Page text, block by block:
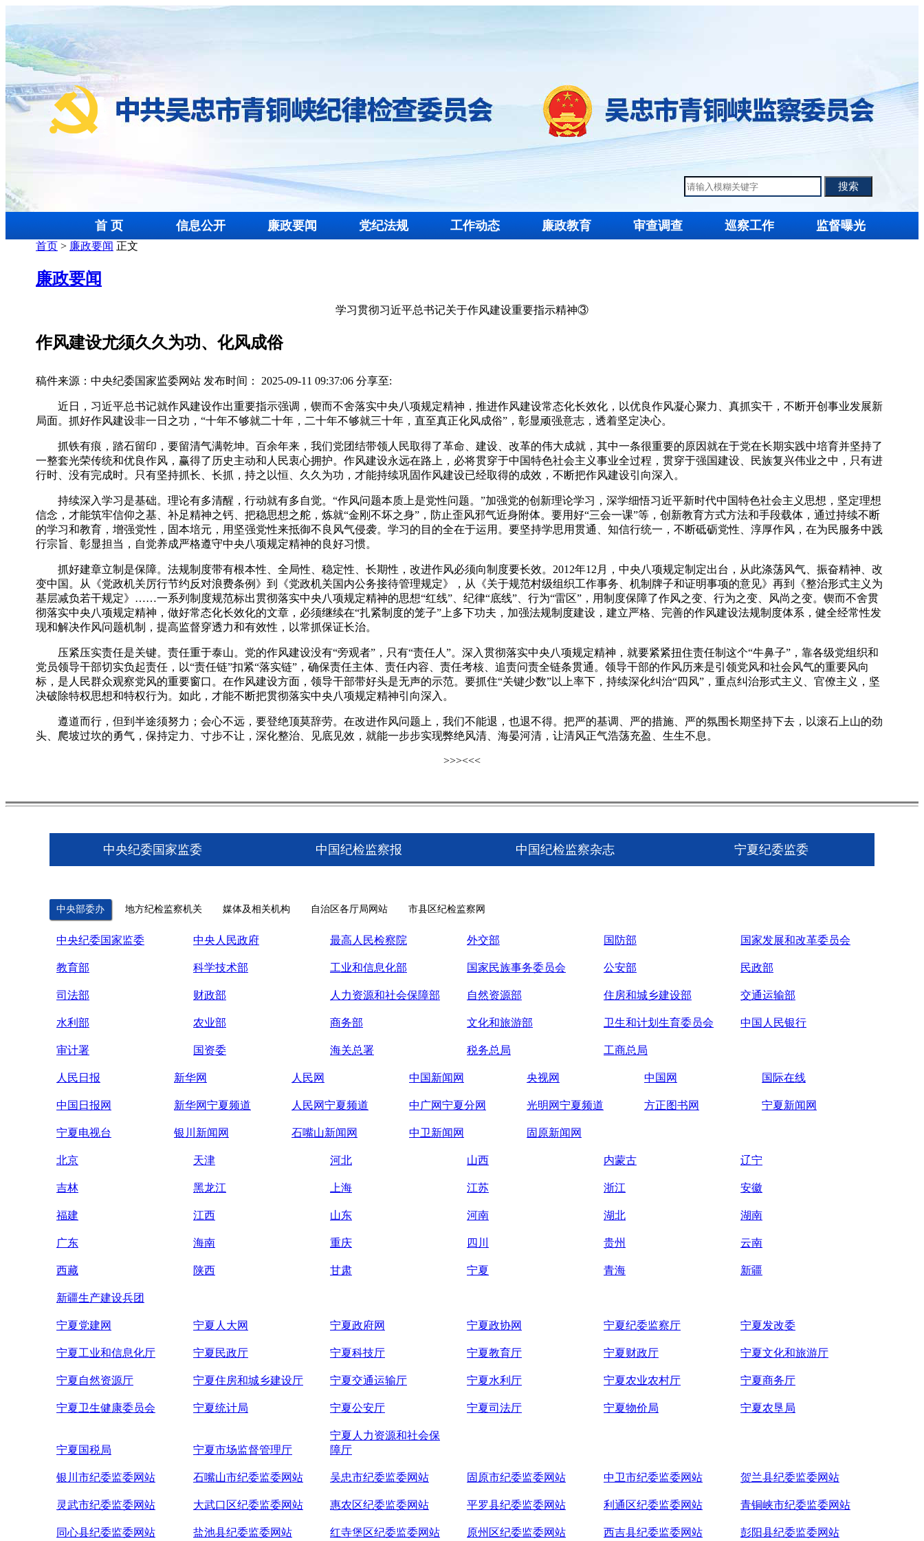
首 页 信息公开 廉政要闻 党纪法规 工作动态 廉政教育 审查调查 巡察工作 监督曝光
首页 > 廉政要闻 正文
廉政要闻
学习贯彻习近平总书记关于作风建设重要指示精神③
作风建设尤须久久为功、化风成俗
稿件来源：中央纪委国家监委网站 发布时间： 2025-09-11 09:37:06 分享至:
近日，习近平总书记就作风建设作出重要指示强调，锲而不舍落实中央八项规定精神，推进作风建设常态化长效化，以优良作风凝心聚力、真抓实干，不断开创事业发展新
局面。抓好作风建设非一日之功，“十年不够就二十年，二十年不够就三十年，直至真正化风成俗”，彰显顽强意志，透着坚定决心。
抓铁有痕，踏石留印，要留清气满乾坤。百余年来，我们党团结带领人民取得了革命、建设、改革的伟大成就，其中一条很重要的原因就在于党在长期实践中培育并坚持了
一整套光荣传统和优良作风，赢得了历史主动和人民衷心拥护。作风建设永远在路上，必将贯穿于中国特色社会主义事业全过程，贯穿于强国建设、民族复兴伟业之中，只有进
行时、没有完成时。只有坚持抓长、长抓，持之以恒、久久为功，才能持续巩固作风建设已经取得的成效，不断把作风建设引向深入。
持续深入学习是基础。理论有多清醒，行动就有多自觉。“作风问题本质上是党性问题。”加强党的创新理论学习，深学细悟习近平新时代中国特色社会主义思想，坚定理想
信念，才能筑牢信仰之基、补足精神之钙、把稳思想之舵，炼就“金刚不坏之身”，防止歪风邪气近身附体。要用好“三会一课”等，创新教育方式方法和手段载体，通过持续不断
的学习和教育，增强党性，固本培元，用坚强党性来抵御不良风气侵袭。学习的目的全在于运用。要坚持学思用贯通、知信行统一，不断砥砺党性、淳厚作风，在为民服务中践
行宗旨、彰显担当，自觉养成严格遵守中央八项规定精神的良好习惯。
抓好建章立制是保障。法规制度带有根本性、全局性、稳定性、长期性，改进作风必须向制度要长效。2012年12月，中央八项规定制定出台，从此涤荡风气、振奋精神、改
变中国。从《党政机关厉行节约反对浪费条例》到《党政机关国内公务接待管理规定》，从《关于规范村级组织工作事务、机制牌子和证明事项的意见》再到《整治形式主义为
基层减负若干规定》……一系列制度规范标出贯彻落实中央八项规定精神的思想“红线”、纪律“底线”、行为“雷区”，用制度保障了作风之变、行为之变、风尚之变。锲而不舍贯
彻落实中央八项规定精神，做好常态化长效化的文章，必须继续在“扎紧制度的笼子”上多下功夫，加强法规制度建设，建立严格、完善的作风建设法规制度体系，健全经常性发
现和解决作风问题机制，提高监督穿透力和有效性，以常抓保证长治。
压紧压实责任是关键。责任重于泰山。党的作风建设没有“旁观者”，只有“责任人”。深入贯彻落实中央八项规定精神，就要紧紧扭住责任制这个“牛鼻子”，靠各级党组织和
党员领导干部切实负起责任，以“责任链”扣紧“落实链”，确保责任主体、责任内容、责任考核、追责问责全链条贯通。领导干部的作风历来是引领党风和社会风气的重要风向
标，是人民群众观察党风的重要窗口。在作风建设方面，领导干部带好头是无声的示范。要抓住“关键少数”以上率下，持续深化纠治“四风”，重点纠治形式主义、官僚主义，坚
决破除特权思想和特权行为。如此，才能不断把贯彻落实中央八项规定精神引向深入。
遵道而行，但到半途须努力；会心不远，要登绝顶莫辞劳。在改进作风问题上，我们不能退，也退不得。把严的基调、严的措施、严的氛围长期坚持下去，以滚石上山的劲
头、爬坡过坎的勇气，保持定力、寸步不让，深化整治、见底见效，就能一步步实现弊绝风清、海晏河清，让清风正气浩荡充盈、生生不息。
>>><<<
中央纪委国家监委 中国纪检监察报 中国纪检监察杂志 宁夏纪委监委
中央部委办 地方纪检监察机关 媒体及相关机构 自治区各厅局网站 市县区纪检监察网
中央纪委国家监委 中央人民政府 最高人民检察院 外交部 国防部 国家发展和改革委员会
教育部 科学技术部 工业和信息化部 国家民族事务委员会 公安部 民政部
司法部 财政部 人力资源和社会保障部 自然资源部 住房和城乡建设部 交通运输部
水利部 农业部 商务部 文化和旅游部 卫生和计划生育委员会 中国人民银行
审计署 国资委 海关总署 税务总局 工商总局
人民日报 新华网 人民网 中国新闻网 央视网 中国网 国际在线
中国日报网 新华网宁夏频道 人民网宁夏频道 中广网宁夏分网 光明网宁夏频道 方正图书网 宁夏新闻网
宁夏电视台 银川新闻网 石嘴山新闻网 中卫新闻网 固原新闻网
北京 天津 河北 山西 内蒙古 辽宁
吉林 黑龙江 上海 江苏 浙江 安徽
福建 江西 山东 河南 湖北 湖南
广东 海南 重庆 四川 贵州 云南
西藏 陕西 甘肃 宁夏 青海 新疆
新疆生产建设兵团
宁夏党建网 宁夏人大网 宁夏政府网 宁夏政协网 宁夏纪委监察厅 宁夏发改委
宁夏工业和信息化厅 宁夏民政厅 宁夏科技厅 宁夏教育厅 宁夏财政厅 宁夏文化和旅游厅
宁夏自然资源厅 宁夏住房和城乡建设厅 宁夏交通运输厅 宁夏水利厅 宁夏农业农村厅 宁夏商务厅
宁夏卫生健康委员会 宁夏统计局 宁夏公安厅 宁夏司法厅 宁夏物价局 宁夏农垦局
宁夏国税局 宁夏市场监督管理厅
宁夏人力资源和社会保
障厅
银川市纪委监委网站 石嘴山市纪委监委网站 吴忠市纪委监委网站 固原市纪委监委网站 中卫市纪委监委网站 贺兰县纪委监委网站
灵武市纪委监委网站 大武口区纪委监委网站 惠农区纪委监委网站 平罗县纪委监委网站 利通区纪委监委网站 青铜峡市纪委监委网站
同心县纪委监委网站 盐池县纪委监委网站 红寺堡区纪委监委网站 原州区纪委监委网站 西吉县纪委监委网站 彭阳县纪委监委网站